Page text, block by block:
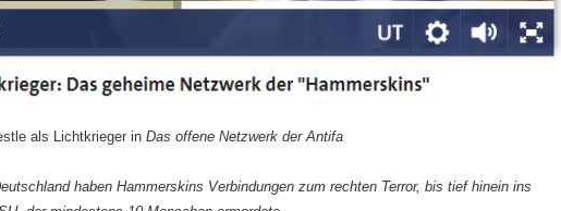
als Lichtkrieger in Das offene Netzwerk der Antifa
haben Hammerskins Verbindungen zum rechten Terror, bis tief hinein ins